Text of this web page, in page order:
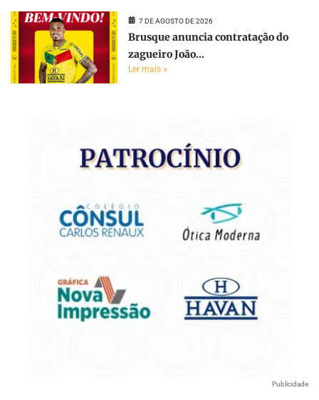
7 DE AGOSTO DE 2026
Brusque anuncia contratação do
zagueiro João...
Ler mais »
Publicidade